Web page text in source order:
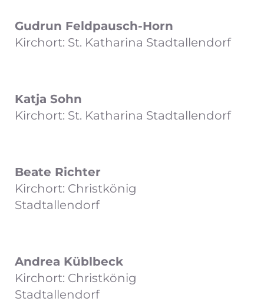
Gudrun Feldpausch-Horn
Kirchort: St. Katharina Stadtallendorf
Katja Sohn
Kirchort: St. Katharina Stadtallendorf
Beate Richter
Kirchort: Christkönig
Stadtallendorf
Andrea Küblbeck
Kirchort: Christkönig
Stadtallendorf